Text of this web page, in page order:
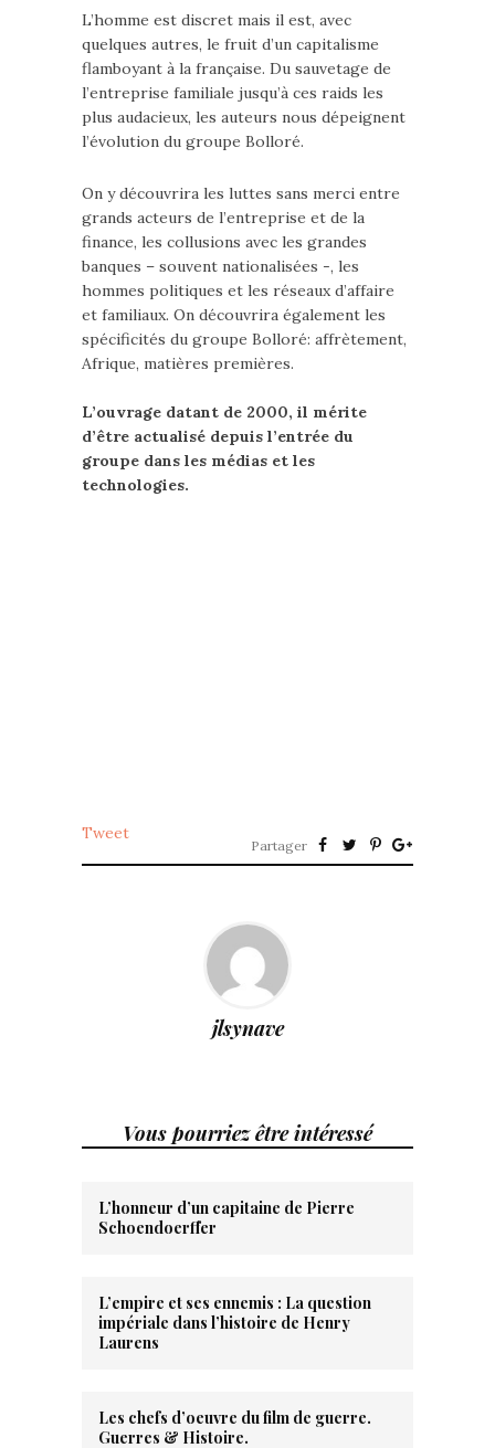
L’homme est discret mais il est, avec
quelques autres, le fruit d’un capitalisme
flamboyant à la française. Du sauvetage de
l’entreprise familiale jusqu’à ces raids les
plus audacieux, les auteurs nous dépeignent
l’évolution du groupe Bolloré.
On y découvrira les luttes sans merci entre
grands acteurs de l’entreprise et de la
finance, les collusions avec les grandes
banques – souvent nationalisées -, les
hommes politiques et les réseaux d’affaire
et familiaux. On découvrira également les
spécificités du groupe Bolloré: affrètement,
Afrique, matières premières.
L’ouvrage datant de 2000, il mérite
d’être actualisé depuis l’entrée du
groupe dans les médias et les
technologies.
Tweet
Partager
jlsynave
Vous pourriez être intéressé
L’honneur d’un capitaine de Pierre
Schoendoerffer
L’empire et ses ennemis : La question
impériale dans l’histoire de Henry
Laurens
Les chefs d’oeuvre du film de guerre.
Guerres & Histoire.